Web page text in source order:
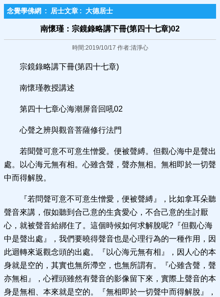
念覺學佛網 : 居士文章 : 大德居士
南懷瑾：宗鏡錄略講下冊(第四十七章)02
時間:2019/10/17 作者:清淨心
宗鏡錄略講下冊(第四十七章)
南懷瑾教授講述
第四十七章心海潮屏音回吼02
心聲之辨與觀音菩薩修行法門
若聞聲可意不可意生憎愛。便被聲縛。但觀心海中是聲出
處。以心海元無有相。心雖含聲，聲亦無相。無相即於一切聲
中而得解脫。
『若問聲可意不可意生憎愛，便被聲縛』，比如拿耳朵聽
聲音來講，假如聽到合己意的生貪愛心，不合己意的生討厭
心，就被聲音給綁住了。這個時候如何求解脫呢?『但觀心海
中是聲出處』，我們要曉得聲音也是心理行為的一種作用，因
此迴轉來返觀念頭的出處。『以心海元無有相』，因人心的本
身就是空的，其實也無所滯空，也無所謂有。『心雖含聲，聲
亦無相』，心裡頭雖然有聲音的影像留下來，實際上聲音的本
身是無相、本來就是空的。『無相即於一切聲中而得解脫』，